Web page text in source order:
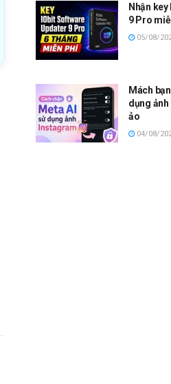
Nhận
9 Pro
05/08/
Mách
dụng
ảo
04/08/